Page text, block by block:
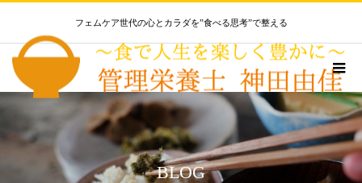
フェムケア世代の心とカラダを”食べる思考”で整える
BLOG